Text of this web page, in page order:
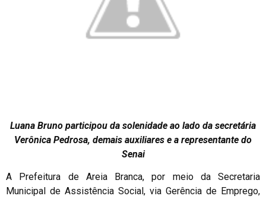
Luana Bruno participou da solenidade ao lado da secretária
Verônica Pedrosa, demais auxiliares e a representante do
Senai
A Prefeitura de Areia Branca, por meio da Secretaria
Municipal de Assistência Social, via Gerência de Emprego,